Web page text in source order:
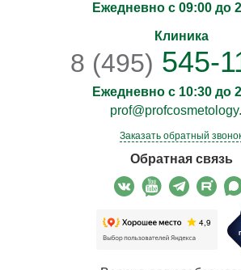
Ежедневно с 09:00 до
Клиника
8 (495) 545-
Ежедневно с 10:30 до
Заказать обратный
Обратная связь